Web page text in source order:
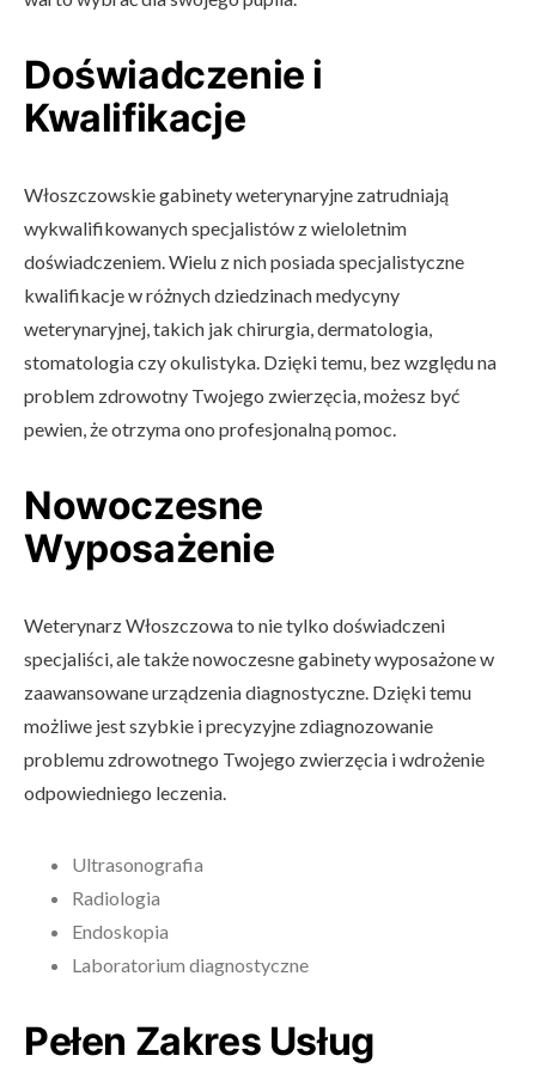
Doświadczenie i
Kwalifikacje
Włoszczowskie gabinety weterynaryjne zatrudniają
wykwalifikowanych specjalistów z wieloletnim
doświadczeniem. Wielu z nich posiada specjalistyczne
kwalifikacje w różnych dziedzinach medycyny
weterynaryjnej, takich jak chirurgia, dermatologia,
stomatologia czy okulistyka. Dzięki temu, bez względu na
problem zdrowotny Twojego zwierzęcia, możesz być
pewien, że otrzyma ono profesjonalną pomoc.
Nowoczesne
Wyposażenie
Weterynarz Włoszczowa to nie tylko doświadczeni
specjaliści, ale także nowoczesne gabinety wyposażone w
zaawansowane urządzenia diagnostyczne. Dzięki temu
możliwe jest szybkie i precyzyjne zdiagnozowanie
problemu zdrowotnego Twojego zwierzęcia i wdrożenie
odpowiedniego leczenia.
Ultrasonografia
Radiologia
Endoskopia
Laboratorium diagnostyczne
Pełen Zakres Usług